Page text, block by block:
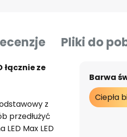
Pliki do
łącznie ze
z
przedłużyć
Max LED
Barwa
Ciepła